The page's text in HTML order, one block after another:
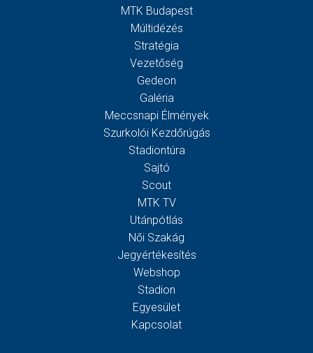
MTK Budapest
Múltidézés
Stratégia
Vezetőség
Gedeon
Galéria
Meccsnapi Élmények
Szurkolói Kezdőrúgás
Stadiontúra
Sajtó
Scout
MTK TV
Utánpótlás
Női Szakág
Jegyértékesítés
Webshop
Stadion
Egyesület
Kapcsolat